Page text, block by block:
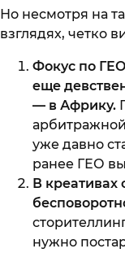
Но несмотря на
взглядях, четко
Фокус по
еще
— в Африку.
уже давно
ранее ГЕО
В креативах
нужно